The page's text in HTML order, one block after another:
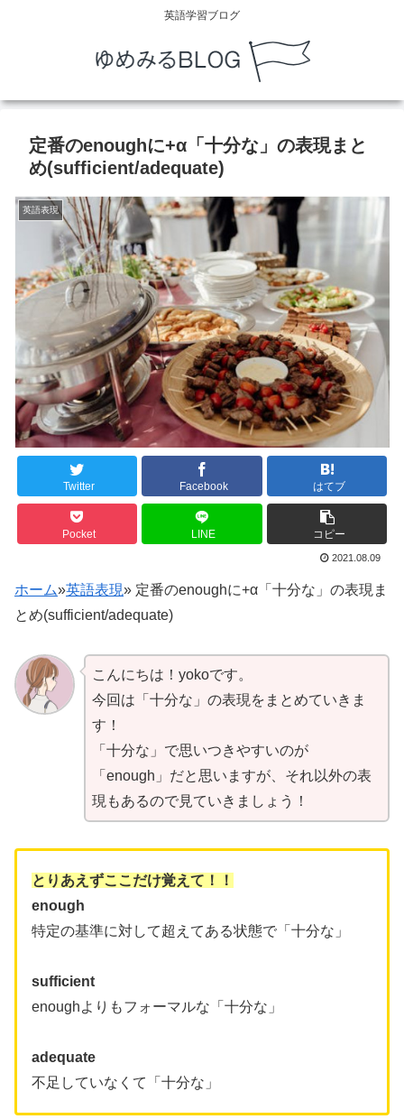
英語学習ブログ
定番のenoughに+α「十分な」の表現まと
め(sufficient/adequate)
英語表現
Twitter Facebook はてブ
Pocket LINE コピー
2021.08.09
ホーム»英語表現» 定番のenoughに+α「十分な」の表現ま
とめ(sufficient/adequate)
こんにちは！yokoです。
今回は「十分な」の表現をまとめていきま
す！
「十分な」で思いつきやすいのが
「enough」だと思いますが、それ以外の表
現もあるので見ていきましょう！
とりあえずここだけ覚えて！！
enough
特定の基準に対して超えてある状態で「十分な」
sufficient
enoughよりもフォーマルな「十分な」
adequate
不足していなくて「十分な」